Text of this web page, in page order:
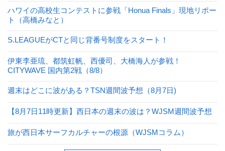
ハワイの高校生コンテストに参戦「Honua Finals」現地リポー
ト（高橋みなと）
S.LEAGUEがCTと同じ背番号制度をスタート！
伊東李亜琉、都筑虹帆、西優司、大橋海人が参戦！
CITYWAVE 国内第2戦（8/8）
週末はどこに波がある？TSN週間波予想（8月7日)
【8月7日11時更新】西日本の週末の波は？WJSM週間波予想
旅が西日本サーフカルチャーの根源（WJSMコラム）